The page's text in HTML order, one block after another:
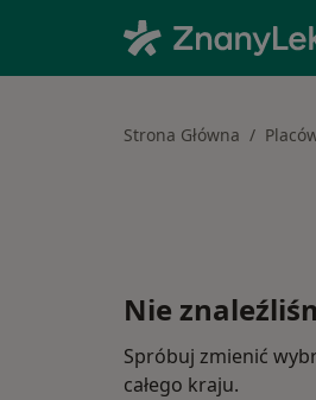
Strona Główna
Nie
Spróbuj zmienić
całego kraju.